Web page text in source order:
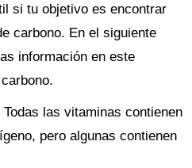
si tu objetivo es encontrar
carbono. En el siguiente
información en este
las vitaminas contienen
pero algunas contienen